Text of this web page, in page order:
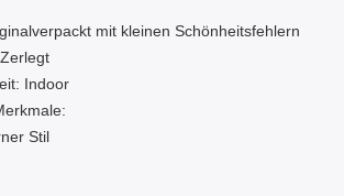
mit kleinen Schönheitsfehlern
Indoor
Stil